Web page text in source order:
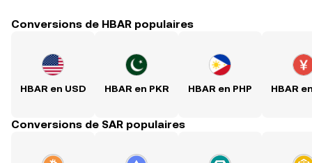
Conversions de HBAR populaires
HBAR en USD HBAR en PKR HBAR en PHP HBAR
Conversions de SAR populaires